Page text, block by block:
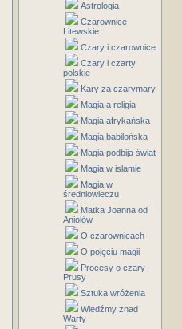
Astrologia
Czarownice
Litewskie
Czary i czarownice
Czary i czarty
polskie
Kary za czarymary
Magia a religia
Magia afrykańska
Magia babilońska
Magia podbija świat
Magia w islamie
Magia w
średniowieczu
Matka Joanna od
Aniołów
O czarownicach
O pojęciu magii
Procesy o czary -
Prusy
Sztuka wróżenia
Wiedźmy znad
Warty